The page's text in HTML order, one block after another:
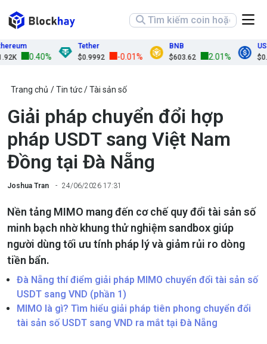
0.40%
Tether
$0.9992
-0.01%
BNB
$603.62
2.01%
USDC
Trang chủ Tin tức Tài sản số
Giải pháp chuyển đổi hợp
pháp USDT sang Việt Nam
Đồng tại Đà Nẵng
Joshua Tran 24/06/2026 17:31
Nền tảng MIMO mang đến cơ chế quy đổi tài sản số
minh bạch nhờ khung thử nghiệm sandbox giúp
người dùng tối ưu tính pháp lý và giảm rủi ro dòng
tiền bẩn.
Đà Nẵng thí điểm giải pháp MIMO chuyển đổi tài sản số
USDT sang VND (phần 1)
MIMO là gì? Tìm hiểu giải pháp tiên phong chuyển đổi
tài sản số USDT sang VND ra mắt tại Đà Nẵng